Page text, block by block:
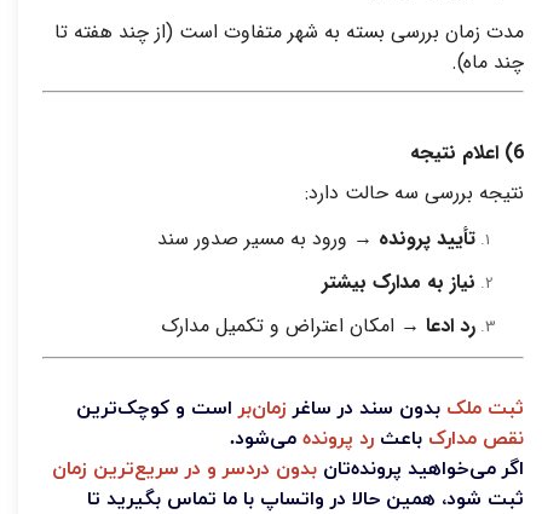
مدت زمان بررسی بسته به شهر متفاوت است (از چند هفته تا
چند ماه).
6) اعلام نتیجه
نتیجه بررسی سه حالت دارد:
تأیید پرونده → ورود به مسیر صدور سند
نیاز به مدارک بیشتر
رد ادعا → امکان اعتراض و تکمیل مدارک
ثبت ملک بدون سند در ساغر زمان‌بر است و کوچک‌ترین
نقص مدارک باعث رد پرونده می‌شود.
اگر می‌خواهید پرونده‌تان بدون دردسر و در سریع‌ترین زمان
ثبت شود، همین حالا در واتساپ با ما تماس بگیرید تا